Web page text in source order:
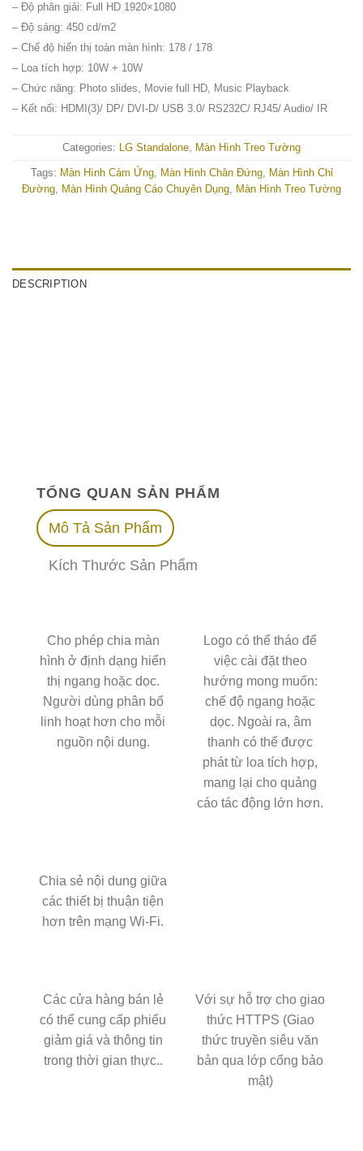
– Độ phân giải: Full HD 1920×1080
– Độ sáng: 450 cd/m2
– Chế độ hiển thị toàn màn hình: 178 / 178
– Loa tích hợp: 10W + 10W
– Chức năng: Photo slides, Movie full HD, Music Playback
– Kết nối: HDMI(3)/ DP/ DVI-D/ USB 3.0/ RS232C/ RJ45/ Audio/ IR
Categories: LG Standalone Màn Hình Treo Tường
Tags: Màn Hình Cảm Ứng, Màn Hình Chân Đứng, Màn Hình Chỉ
Đường Màn Hình Quảng Cáo Chuyên Dụng Màn Hình Treo Tường
DESCRIPTION
TỔNG QUAN SẢN PHẨM
Mô Tả Sản Phẩm
Kích Thước Sản Phẩm
Cho phép chia màn
hình ở định dạng hiển
thị ngang hoặc dọc.
Người dùng phân bổ
linh hoạt hơn cho mỗi
nguồn nội dung.
Logo có thể tháo để
việc cài đặt theo
hướng mong muốn:
chế độ ngang hoặc
dọc. Ngoài ra, âm
thanh có thể được
phát từ loa tích hợp,
mang lại cho quảng
cáo tác động lớn hơn.
Chia sẻ nội dung giữa
các thiết bị thuận tiện
hơn trên mạng Wi-Fi.
Các cửa hàng bán lẻ
có thể cung cấp phiếu
giảm giá và thông tin
trong thời gian thực..
Với sự hỗ trợ cho giao
thức HTTPS (Giao
thức truyền siêu văn
bản qua lớp cổng bảo
mật)